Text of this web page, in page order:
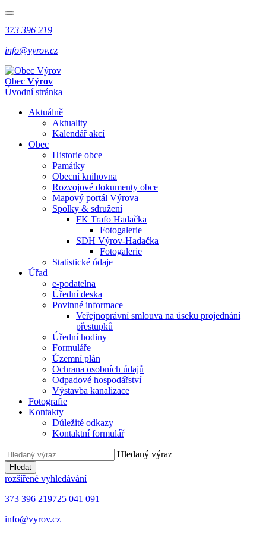
373 396 219
info@vyrov.cz
Obec Výrov
Úvodní stránka
Aktuálně
Aktuality
Kalendář akcí
Obec
Historie obce
Památky
Obecní knihovna
Rozvojové dokumenty obce
Mapový portál Výrova
Spolky & sdružení
FK Trafo Hadačka
Fotogalerie
SDH Výrov-Hadačka
Fotogalerie
Statistické údaje
Úřad
e-podatelna
Úřední deska
Povinné informace
Veřejnoprávní smlouva na úseku projednání
přestupků
Úřední hodiny
Formuláře
Územní plán
Ochrana osobních údajů
Odpadové hospodářství
Výstavba kanalizace
Fotografie
Kontakty
Důležité odkazy
Kontaktní formulář
Hledaný výraz
Hledat
rozšířené vyhledávání
373 396 219725 041 091
info@vyrov.cz